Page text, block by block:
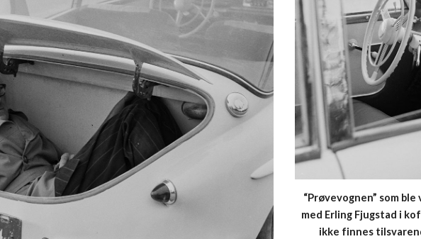
“Prøvevognen” som
med Erling Fjugstad i
ikke finnes